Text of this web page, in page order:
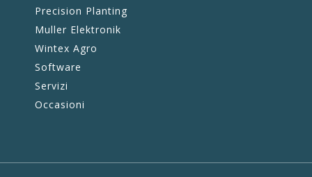
Precision Planting
Muller Elektronik
Wintex Agro
Software
Servizi
Occasioni